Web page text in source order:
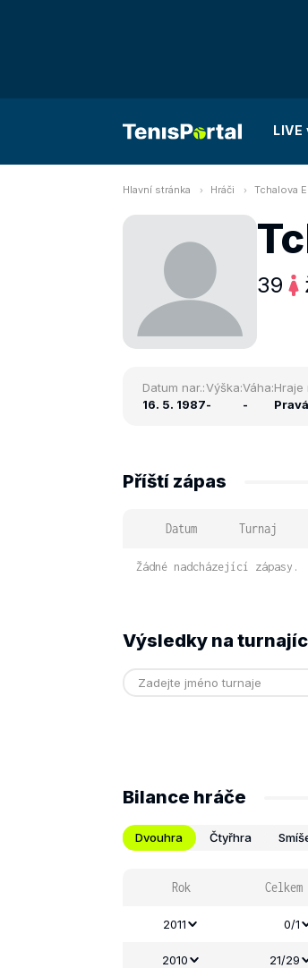
Hlavní stránka Hráči Tchalova
39
Datum nar.:
16. 5. 1987
Výška:
-
Váha:
-
Hraje
Pravá
Příští zápas
Datum Turnaj
Žádné nadcházející zápasy.
Výsledky na
Bilance hráče
Dvouhra Čtyřhra
Rok Celkem
2011 0/1
2010 21/29